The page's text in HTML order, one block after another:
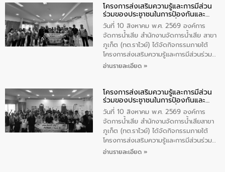
โครงการส่งเสริมความรู้และการมีส่วน
ร่วมของประชาชนในการป้องกันและ
แก้ไขปัญหาน้ำเสียอย่างยั่งยืน
วันที่ 10 สิงหาคม พ.ศ. 2569 องค์การ
จัดการน้ำเสีย สำนักงานจัดการน้ำเสีย สาขา
ภูเก็ต (ทต.ราไวย์) ได้จัดกิจกรรมภายใต้
โครงการส่งเสริมความรู้และการมีส่วนร่วม
ของประชาชนในการป้องกันและแก้ไขปัญหา
ความรู้แก่อาสาสมัครท้องถิ่นรักษ์โลก อาสา
สมัครสาธารณสุขประจำหมู่บ้าน และ
ประชาชนผู้ที่สนใจเข้าร่วม จำนวน 80 คน
เพื่อส่งเสริมความรู้ด้านการจัดการน้ำเสีย
การบำบัดน้ำเสียเบื้องต้นในครัวเรือน และ
สร้างจิตสำนึกในการอนุรักษ์สิ่งแวดล้อม ใน
การนี้ นายเทมส์ ไกรทัศน์ นายกเทศมนตรี
อ่านรายละเอียด »
โครงการส่งเสริมความรู้และการมีส่วน
ร่วมของประชาชนในการป้องกันและ
แก้ไขปัญหาน้ำเสียอย่างยั่งยืน
วันที่ 10 สิงหาคม พ.ศ. 2569 องค์การ
จัดการน้ำเสีย สำนักงานจัดการน้ำเสียสาขา
ภูเก็ต (ทต.ราไวย์) ได้จัดกิจกรรมภายใต้
โครงการส่งเสริมความรู้และการมีส่วนร่วม
ของประชาชนในการป้องกันและแก้ไขปัญหา
อ่านรายละเอียด »